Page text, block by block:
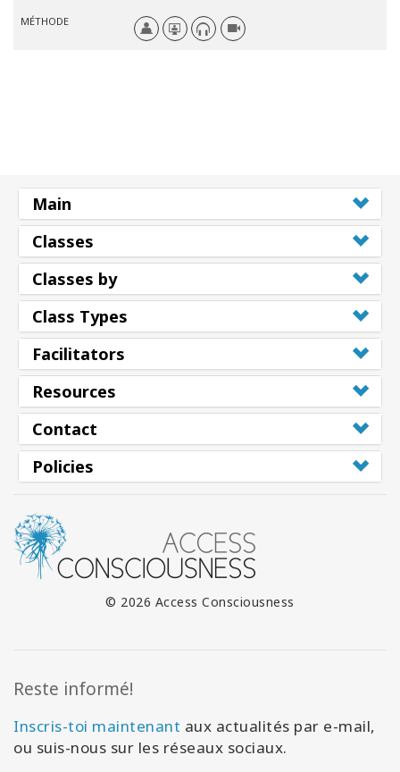
MÉTHODE
Main
Classes
Classes by
Class Types
Facilitators
Resources
Contact
Policies
© 2026 Access Consciousness
Reste informé!
Inscris-toi maintenant aux actualités par e-mail,
ou suis-nous sur les réseaux sociaux.